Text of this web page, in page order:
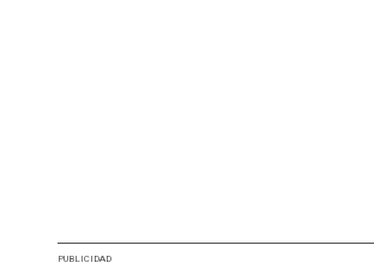
PUBLICIDAD